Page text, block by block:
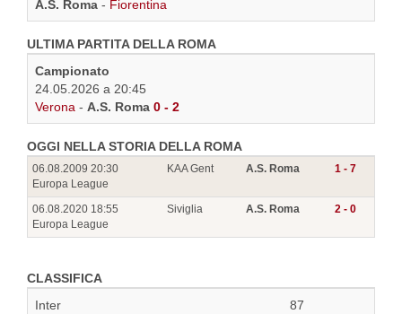
A.S. Roma - Fiorentina
ULTIMA PARTITA DELLA ROMA
Campionato
24.05.2026 a 20:45
Verona - A.S. Roma 0 - 2
OGGI NELLA STORIA DELLA ROMA
06.08.2009 20:30
Europa League
KAA Gent A.S. Roma 1 - 7
06.08.2020 18:55
Europa League
Siviglia A.S. Roma 2 - 0
CLASSIFICA
Inter
87